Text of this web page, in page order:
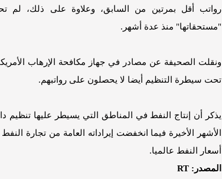
رواتب أقل بمرتين من السابق، وعلاوة على ذلك،
"مستحقاتها" منذ عدة أشهر.
ونقلت الصحيفة عن مصادر في جهاز مكافحة الإرهاب
تحت سيطرة التنظيم أيضا لا يحصلون على رواتبهم.
يذكر أن إنتاج النفط في المناطق التي يسيطر عليها
الأشهر الأخيرة فيما انخفضت إيراداته العامة من تجارة
أسعار النفط عالميا.
المصدر: RT